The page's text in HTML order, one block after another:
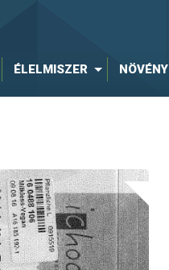
ÉLELMISZER NÖVÉNY